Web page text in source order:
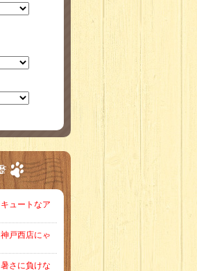
キュートなア
神戸西店にゃ
暑さに負けな